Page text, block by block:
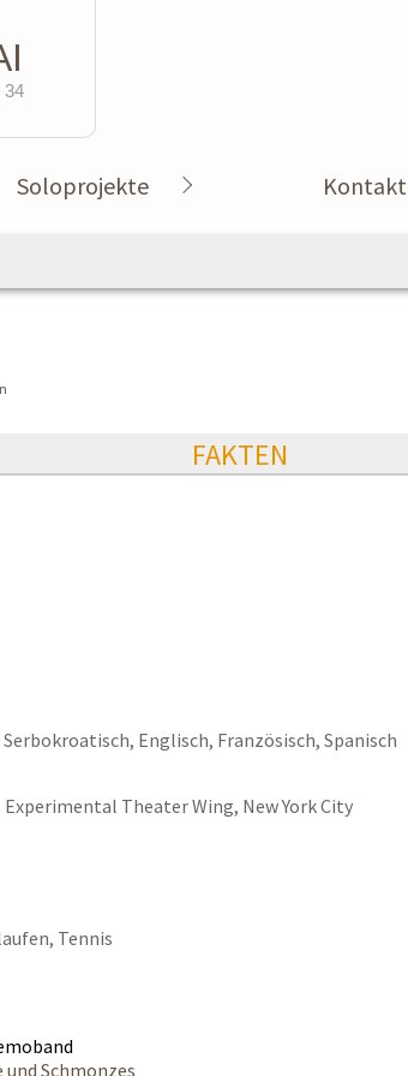
34
Soloprojekte Kontakt
FAKTEN
Englisch, Französisch, Spanisch
Experimental Theater Wing, New York City
Tennis
und Schmonzes